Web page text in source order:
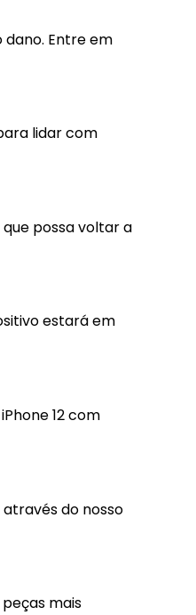
dano. Entre em
lidar com
possa voltar a
estará em
12 com
do nosso
mais